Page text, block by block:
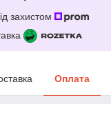
захистом
Оплата